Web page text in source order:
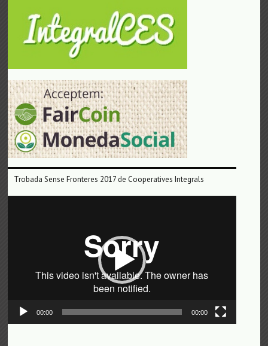
Trobada Sense Fronteres 2017 de Cooperatives Integrals
00:00 00:00